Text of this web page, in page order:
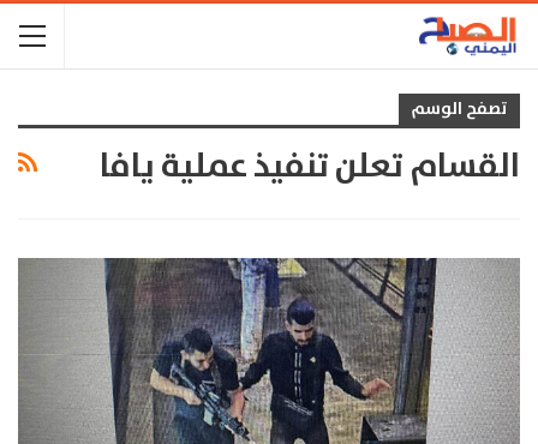
تصفح الوسم
القسام تعلن تنفيذ عملية يافا